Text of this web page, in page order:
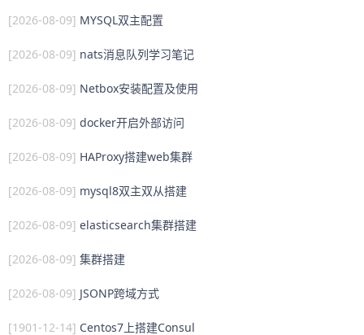
[2026-08-09] MYSQL双主配置
[2026-08-09] nats消息队列学习笔记
[2026-08-09] Netbox安装配置及使用
[2026-08-09] docker开启外部访问
[2026-08-09] HAProxy搭建web集群
[2026-08-09] mysql8双主双从搭建
[2026-08-09] elasticsearch集群搭建
[2026-08-09] 集群搭建
[2026-08-09] JSONP跨域方式
[1901-12-14] Centos7上搭建Consul